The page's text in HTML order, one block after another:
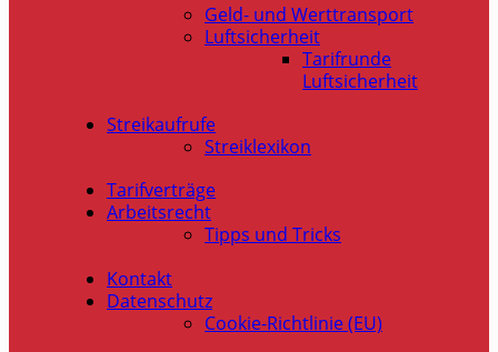
Geld- und Werttransport
Luftsicherheit
Tarifrunde
Luftsicherheit
Streikaufrufe
Streiklexikon
Tarifverträge
Arbeitsrecht
Tipps und Tricks
Kontakt
Datenschutz
Cookie-Richtlinie (EU)